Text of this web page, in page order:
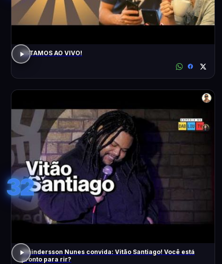
ESTAMOS AO VIVO!
32
Whindersson Nunes convida: Vitão Santiago! Você está
pronto para rir?